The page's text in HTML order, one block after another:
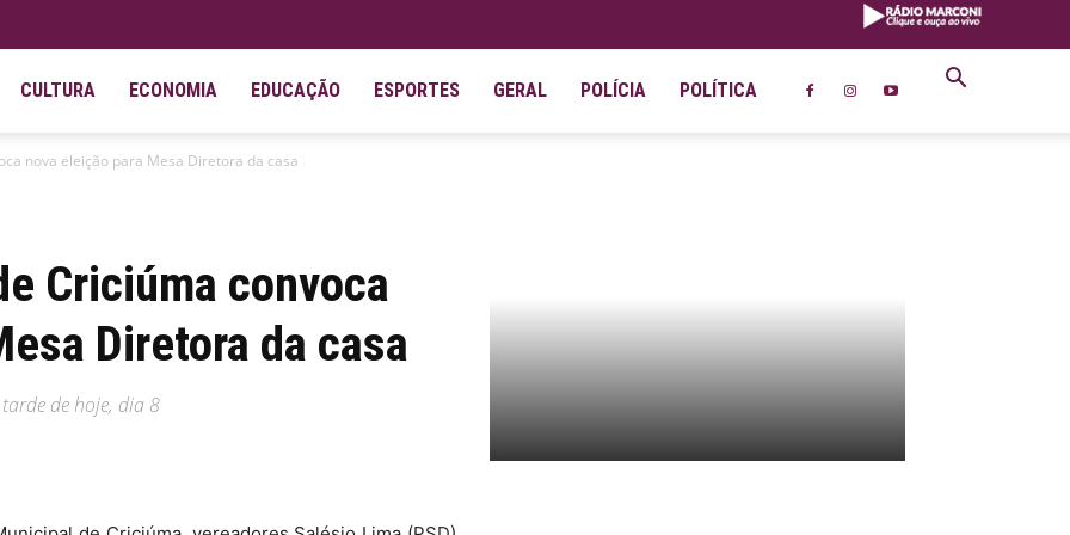
CULTURA ECONOMIA EDUCAÇÃO ESPORTES GERAL POLÍCIA POLÍTICA
nova eleição para Mesa Diretora da casa
Criciúma convoca
Diretora da casa
de hoje, dia 8